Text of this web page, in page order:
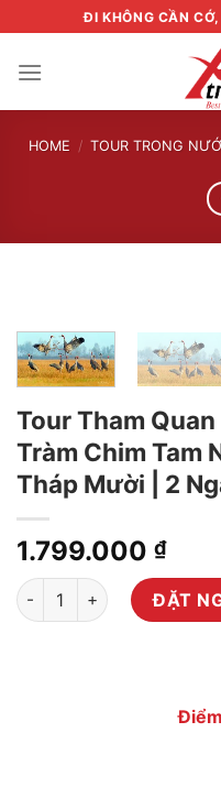
to
content
ĐI KHÔNG CẦN
HOME / TOUR TRONG
Tour Tham Quan
Tràm Chim Tam
Tháp Mười | 2
1.799.000 ₫
Tour Tham Quan Cao
ĐẶT